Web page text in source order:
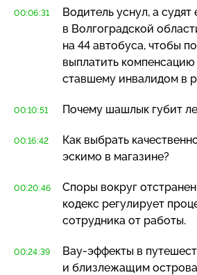
00:06:31
Водитель уснул, а судят
в Волгоградской
на 44 автобуса, чтобы
выплатить компенсацию
ставшему инвалидом в
00:10:51 Почему шашлык губит
00:16:42
Как выбрать
эскимо в магазине?
00:20:46
Споры вокруг
кодекс регулирует
сотрудника от работы.
00:24:39 Вау-эффекты в
и близлежащим